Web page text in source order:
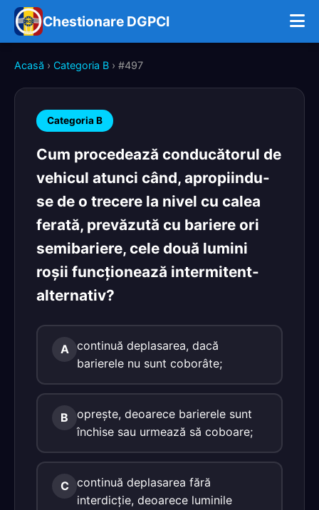
Chestionare DGPCI
Acasă › Categoria B › #497
Categoria B
Cum procedează conducătorul de
vehicul atunci când, apropiindu-
se de o trecere la nivel cu calea
ferată, prevăzută cu bariere ori
semibariere, cele două lumini
roșii funcționează intermitent-
alternativ?
A continuă deplasarea, dacă
barierele nu sunt coborâte;
B
oprește, deoarece barierele sunt
închise sau urmează să coboare;
C continuă deplasarea fără
interdicție, deoarece luminile